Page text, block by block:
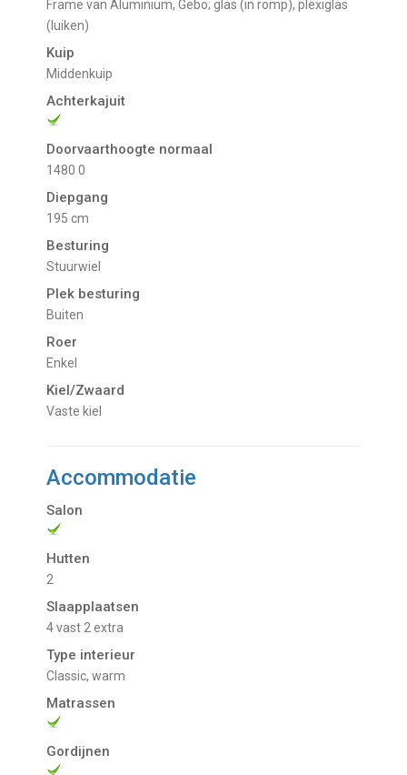
Frame van Aluminium, Gebo; glas (in romp), plexiglas
(luiken)
Kuip
Middenkuip
Achterkajuit
Doorvaarthoogte normaal
1480 0
Diepgang
195 cm
Besturing
Stuurwiel
Plek besturing
Buiten
Roer
Enkel
Kiel/Zwaard
vaste kiel
Accommodatie
Salon
Hutten
2
Slaapplaatsen
4 vast 2 extra
Type interieur
Classic, warm
Matrassen
Gordijnen